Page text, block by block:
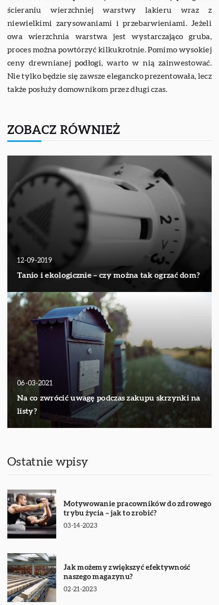
ścieraniu wierzchniej warstwy lakieru wraz z
niewielkimi zarysowaniami i przebarwieniami. Jeżeli
owa wierzchnia warstwa jest wystarczająco gruba,
proces można powtórzyć kilkukrotnie. Pomimo wysokiej
ceny drewnianej podłogi, warto w nią zainwestować.
Nie tylko będzie się zawsze elegancko prezentowała, lecz
także posłuży domownikom przez długi czas.
ZOBACZ RÓWNIEŻ
12-09-2019
Tanio i ekologicznie – czy można tak ogrzać dom?
06-03-2021
Na co zwrócić uwagę podczas zakupu skrzynki na
listy?
Ostatnie wpisy
Motywowanie pracowników do zdrowego
trybu życia – jak to zrobić?
03-14-2023
Jak możemy zwiększyć efektywność
naszego magazynu?
02-21-2023